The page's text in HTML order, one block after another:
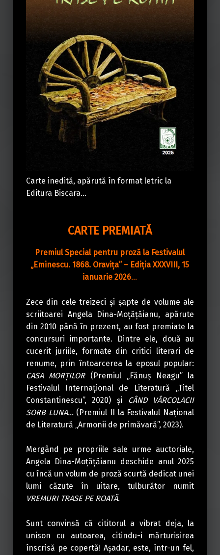
Carte inedită, apărută în format letric la
Editura Biscara…
CARTE PREMIATĂ
Premiul Special pentru proză la Festivalul
„Eminescu. 1868. Oravița” – Ediția XXXVIII, 15
ianuarie 2026…
Zece din cele treizeci şi şapte de volume ale
scriitoarei Angela Dina-Moţăţăianu, apărute
din 2010 până în prezent, au fost premiate la
concursuri importante. Dintre ele, două au
cucerit juriile, formate din critici literari de
renume, prin întoarcerea la eposul popular:
CASA MORŢILOR(Premiul „Fănuş Neagu” la
Festivalul Internaţional de Literatură „Titel
Constantinescu”, 2020) şi
CÂND VÂRCOLACII
SORB LUNA…(Premiul II la Festivalul Naţional
de Literatură „Armonii de primăvară”, 2023).
Mergând pe propriile sale urme auctoriale,
Angela Dina-Moţăţăianu deschide anul 2025
cu încă un volum de proză scurtă dedicat unei
lumi căzute în uitare, tulburător numit
VREMURI TRASE PE ROATĂ.
Sunt convinsă că cititorul a vibrat deja, la
unison cu autoarea, citindu-i mărturisirea
înscrisă pe copertă! Aşadar, este, într-un fel,